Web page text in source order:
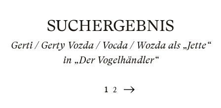
SUCHERGEBNIS
Gerti / Gerty Vozda / Vocda / Wozda als „Jette“
in „Der Vogelhändler“
1 2
Weiter